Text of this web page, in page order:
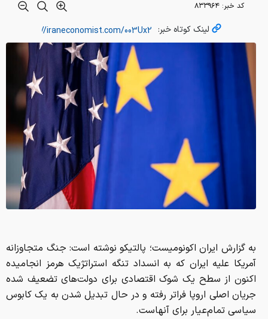
کد خبر: ۸۳۳۹۶۴
لینک کوتاه خبر:
به گزارش ایران اکونومیست؛ پالتیکو نوشته است: جنگ متجاوزانه
آمریکا علیه ایران که به انسداد تنگه استراتژیک هرمز انجامیده
اکنون از سطح یک شوک اقتصادی برای دولت‌های تضعیف شده
جریان اصلی اروپا فراتر رفته و در حال تبدیل شدن به یک کابوس
سیاسی تمام‌عیار برای آنهاست.